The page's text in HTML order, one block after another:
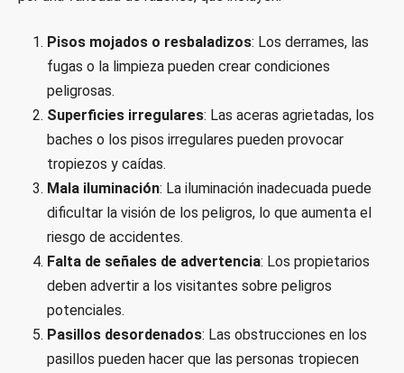
Pisos mojados o resbaladizos: Los derrames, las
fugas o la limpieza pueden crear condiciones
peligrosas.
Superficies irregulares: Las aceras agrietadas, los
baches o los pisos irregulares pueden provocar
tropiezos y caídas.
Mala iluminación: La iluminación inadecuada puede
dificultar la visión de los peligros, lo que aumenta el
riesgo de accidentes.
Falta de señales de advertencia: Los propietarios
deben advertir a los visitantes sobre peligros
potenciales.
Pasillos desordenados: Las obstrucciones en los
pasillos pueden hacer que las personas tropiecen